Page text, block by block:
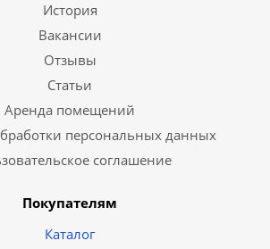
История
Вакансии
Отзывы
Статьи
Аренда помещений
персональных данных
соглашение
Покупателям
Каталог